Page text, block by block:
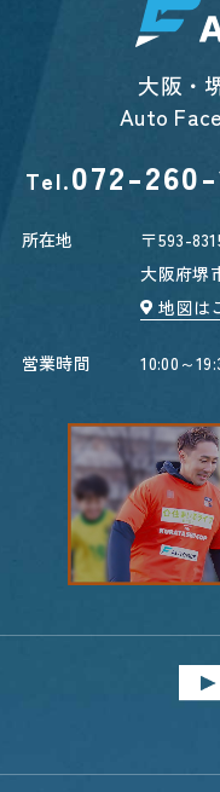
大阪・
Auto
Tel.072-
所在地
〒593-
大阪府堺
地図は
営業時間 10:00～